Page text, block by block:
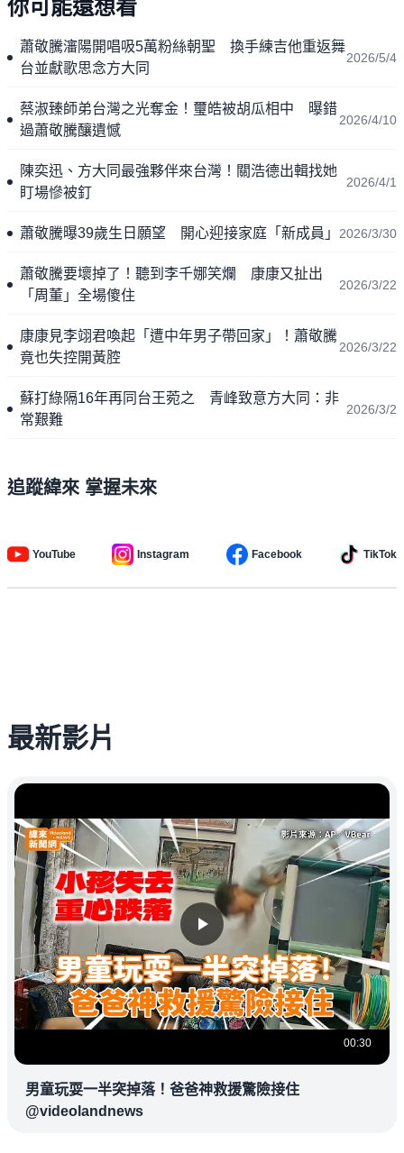
你可能還想看
蕭敬騰瀋陽開唱吸5萬粉絲朝聖 換手練吉他重返舞
台並獻歌思念方大同
2026/5/4
蔡淑臻師弟台灣之光奪金！璽皓被胡瓜相中 曝錯
過蕭敬騰釀遺憾
2026/4/10
陳奕迅、方大同最強夥伴來台灣！關浩德出輯找她
盯場慘被釘
2026/4/1
蕭敬騰曝39歲生日願望 開心迎接家庭「新成員」 2026/3/30
蕭敬騰要壞掉了！聽到李千娜笑爛 康康又扯出
「周董」全場傻住
2026/3/22
康康見李翊君喚起「遭中年男子帶回家」！蕭敬騰
竟也失控開黃腔
2026/3/22
蘇打綠隔16年再同台王菀之 青峰致意方大同：非
常艱難
2026/3/2
追蹤緯來 掌握未來
YouTube Instagram Facebook TikTok
最新影片
00:30
男童玩耍一半突掉落！爸爸神救援驚險接住
@videolandnews